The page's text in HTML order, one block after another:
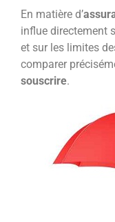
En matière d’
influe directement
et sur les limites
comparer
souscrire.